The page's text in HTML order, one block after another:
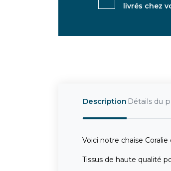
livrés chez
Description Détails du
Voici notre chaise
Tissus de haute qualité